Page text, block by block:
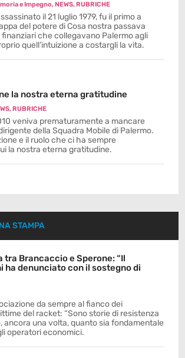
e Impegno,NEWS,RUBRICHE
il 21 luglio 1979, fu il primo a
del potere di Cosa nostra passava
che collegavano Palermo agli
quell’intuizione a costargli la vita.
la nostra eterna gratitudine
,RUBRICHE
veniva prematuramente a mancare
della Squadra Mobile di Palermo.
e il ruolo che ci ha sempre
la nostra eterna gratitudine.
STAMPA
tra Brancaccio e Sperone: “Il
ha denunciato con il sostegno di
da sempre al fianco dei
del racket: “Sono storie di resistenza
ancora una volta, quanto sia fondamentale
operatori economici.